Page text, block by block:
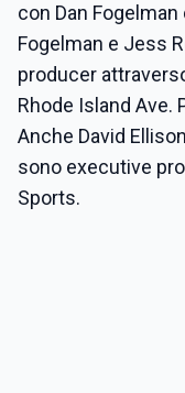
con Dan
Fogelman e Jess
producer
Rhode Island Ave.
Anche David
sono executive
Sports.